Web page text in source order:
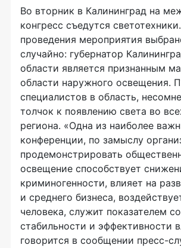
Во вторник в Калининград на
конгресс съедутся
проведения мероприятия
случайно: губернатор
области является признанным
области наружного освещения.
специалистов в область,
толчок к появлению света во
региона. «Одна из наиболее
конференции, по замыслу
продемонстрировать
освещение способствует
криминогенности, влияет на
и среднего бизнеса,
человека, служит показателем
стабильности и эффективности
говорится в сообщении пресс-